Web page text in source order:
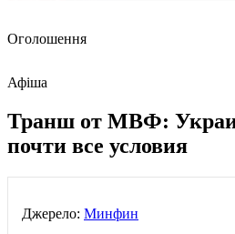
Оголошення
Афіша
Транш от МВФ:
почти все условия
Джерело: Минфин